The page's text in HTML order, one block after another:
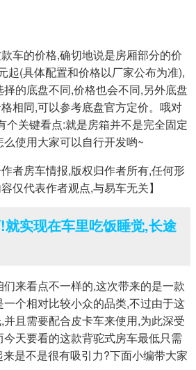
车的价格,确切地说是房厢部分的价
起(具体配置和价格以厂家公布为准),
的底盘不同,价格也会不同,另外底盘
相同,可以参考底盘官方定价。哦对
个关键看点:就是房箱并不是完全固定
使用大家可以自行开发哟~
作者房车情报,版权归作者所有,任何形
仅代表作者观点,与易车无关】
实现在车里吃饭睡觉,长途
来看点不一样的,这次带来的是一款
个相对比较小众的品类,不过由于这
且需要配合皮卡车来使用,为此深受
天要看的这款背驼式房车最低只需
是不是很有吸引力?下面小编带大家